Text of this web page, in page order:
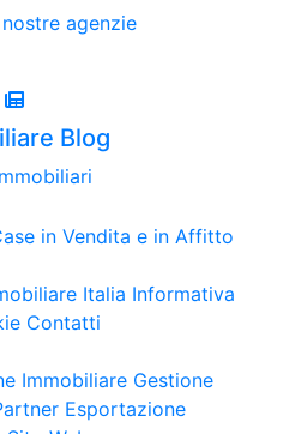
agenzie
Blog
Italia Informativa
Contatti
Immobiliare Gestione
Esportazione